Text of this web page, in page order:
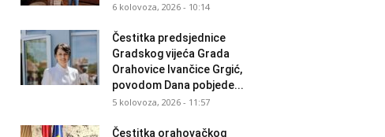
6 kolovoza, 2026 - 10:14
Čestitka predsjednice
Gradskog vijeća Grada
Orahovice Ivančice Grgić,
povodom Dana pobjede...
5 kolovoza, 2026 - 11:57
Čestitka orahovačkog